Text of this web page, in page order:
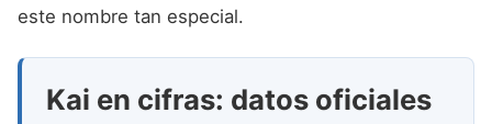
Nombres de niño que empiezan por S
Nombres de niño que empiezan por T
Nombres de niño que empiezan por U
este nombre tan especial.
Kai en cifras: datos oficiales